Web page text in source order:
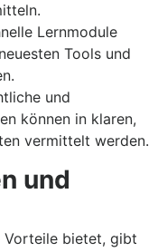
Lernmodule
Tools und
und
können in klaren,
vermittelt werden.
und
Vorteile bietet, gibt